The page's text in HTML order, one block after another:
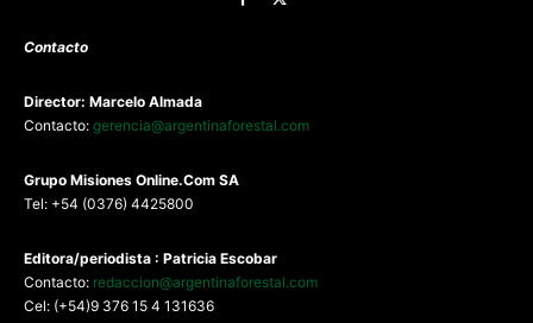
Contacto
Director: Marcelo Almada
Contacto: gerencia@argentinaforestal.com
Grupo Misiones Online.Com SA
Tel: +54 (0376) 4425800
Editora/periodista : Patricia Escobar
Contacto: redaccion@argentinaforestal.com
Cel: (+54)9 376 15 4 131636